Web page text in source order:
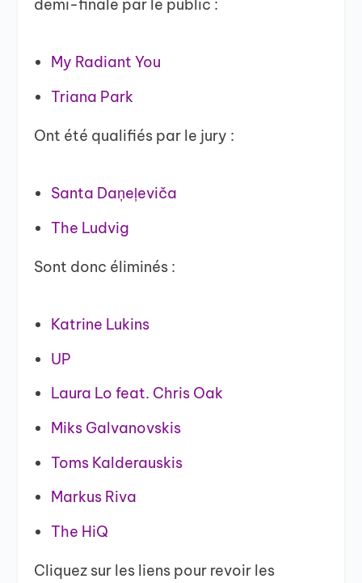
demi-finale par le public :
My Radiant You
Triana Park
Ont été qualifiés par le jury :
Santa Daņeļeviča
The Ludvig
Sont donc éliminés :
Katrine Lukins
UP
Laura Lo feat. Chris Oak
Miks Galvanovskis
Toms Kalderauskis
Markus Riva
The HiQ
Cliquez sur les liens pour revoir les